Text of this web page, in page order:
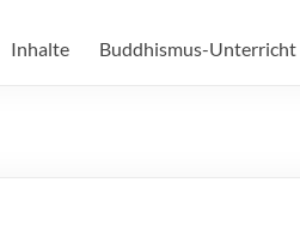
Inhalte Buddhismus-Unterricht